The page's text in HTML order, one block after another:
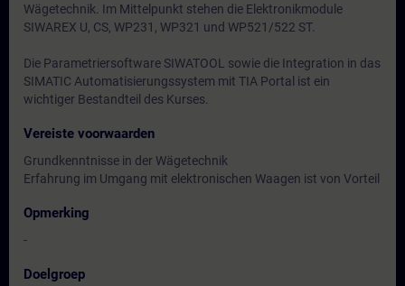
Wägetechnik. Im Mittelpunkt stehen die Elektronikmodule
SIWAREX U, CS, WP231, WP321 und WP521/522 ST.
Die Parametriersoftware SIWATOOL sowie die Integration in das
SIMATIC Automatisierungssystem mit TIA Portal ist ein
wichtiger Bestandteil des Kurses.
Vereiste voorwaarden
Grundkenntnisse in der Wägetechnik
Erfahrung im Umgang mit elektronischen Waagen ist von Vorteil
Opmerking
-
Doelgroep